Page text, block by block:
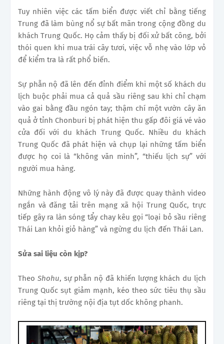
Tuy nhiên việc các tấm biển được viết chỉ bằng tiếng
Trung đã làm bùng nổ sự bất mãn trong cộng đồng du
khách Trung Quốc. Họ cảm thấy bị đối xử bất công, bởi
thói quen khi mua trái cây tươi, việc vỗ nhẹ vào lớp vỏ
để kiểm tra là rất phổ biến.
Sự phẫn nộ đã lên đến đỉnh điểm khi một số khách du
lịch buộc phải mua cả quả sầu riêng sau khi chỉ chạm
vào gai bằng đầu ngón tay; thậm chí một vườn cây ăn
quả ở tỉnh Chonburi bị phát hiện thu gấp đôi giá vé vào
cửa đối với du khách Trung Quốc. Nhiều du khách
Trung Quốc đã phát hiện và chụp lại những tấm biển
được họ coi là “không văn minh”, “thiếu lịch sự” với
người mua hàng.
Những hành động vô lý này đã được quay thành video
ngắn và đăng tải trên mạng xã hội Trung Quốc, trực
tiếp gây ra làn sóng tẩy chay kêu gọi “loại bỏ sầu riêng
Thái Lan khỏi giỏ hàng” và ngừng du lịch đến Thái Lan.
Sửa sai liệu còn kịp?
Theo Shohu, sự phẫn nộ đã khiến lượng khách du lịch
Trung Quốc sụt giảm mạnh, kéo theo sức tiêu thụ sầu
riêng tại thị trường nội địa tụt dốc không phanh.